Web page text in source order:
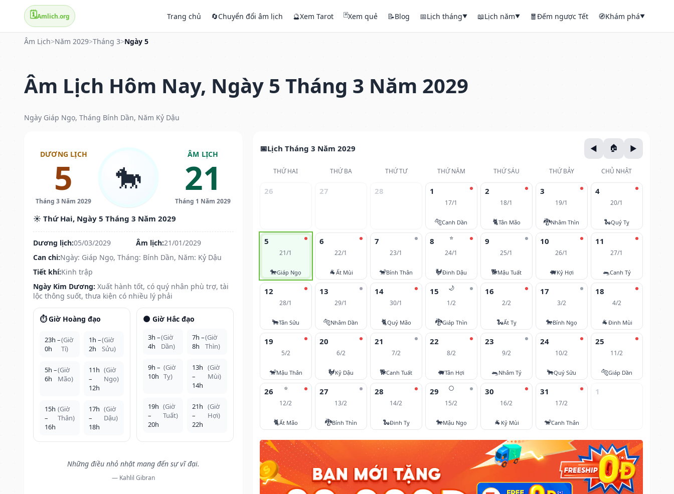
🗓️Amlich.org Trang chủ 🔄Chuyển đổi âm lịch 🔮Xem Tarot 🃏Xem quẻ 📝Blog 📅Lịch tháng▼ 📖Lịch năm▼ 🧧Đếm ngược Tết 🧭Khám phá▼
Âm Lịch>Năm 2029>Tháng 3>Ngày 5
Âm Lịch Hôm Nay, Ngày 5 Tháng 3 Năm 2029
Ngày Giáp Ngọ, Tháng Bính Dần, Năm Kỷ Dậu
DƯƠNG LỊCH
5
Tháng 3 Năm 2029
🐎
ÂM LỊCH
21
Tháng 1 Năm 2029
☀️ Thứ Hai, Ngày 5 Tháng 3 Năm 2029
Dương lịch:05/03/2029 Âm lịch:21/01/2029
Can chi:Ngày: Giáp Ngọ, Tháng: Bính Dần, Năm: Kỷ Dậu
Tiết khí:Kinh trập
Ngày Kim Dương: Xuất hành tốt, có quý nhân phù trợ, tài
lộc thông suốt, thưa kiện có nhiều lý phải
⏱️ Giờ Hoàng đạo
23h –
0h
(Giờ
Tí)
1h –
2h
(Giờ
Sửu)
5h –
6h
(Giờ
Mão)
11h
–
12h
(Giờ
Ngọ)
15h
–
16h
(Giờ
Thân)
17h
–
18h
(Giờ
Dậu)
🌑 Giờ Hắc đạo
3h –
4h
(Giờ
Dần)
7h –
8h
(Giờ
Thìn)
9h –
10h
(Giờ
Tỵ)
13h
–
14h
(Giờ
Mùi)
19h
–
20h
(Giờ
Tuất)
21h
–
22h
(Giờ
Hợi)
Những điều nhỏ nhặt mang đến sự vĩ đại.
— Kahlil Gibran
Lịch Tháng 3 Năm 2029
THỨ HAI THỨ BA THỨ TƯ THỨ NĂM THỨ SÁU THỨ BẢY CHỦ NHẬT
26 27 28 1
17/1
🐅Canh Dần
2
18/1
🐈Tân Mão
3
19/1
🐉Nhâm Thìn
4
20/1
🐍Quý Tỵ
5
21/1
🐎Giáp Ngọ
6
22/1
🐐Ất Mùi
7
23/1
🐒Bính Thân
⭐
8
24/1
🐓Đinh Dậu
9
25/1
🐕Mậu Tuất
10
26/1
🐖Kỷ Hợi
11
27/1
🐀Canh Tý
12
28/1
🐂Tân Sửu
13
29/1
🐅Nhâm Dần
14
30/1
🐈Quý Mão
🌙
15
1/2
🐉Giáp Thìn
16
2/2
🐍Ất Tỵ
17
3/2
🐎Bính Ngọ
18
4/2
🐐Đinh Mùi
19
5/2
🐒Mậu Thân
20
6/2
🐓Kỷ Dậu
21
7/2
🐕Canh Tuất
22
8/2
🐖Tân Hợi
23
9/2
🐀Nhâm Tý
24
10/2
🐂Quý Sửu
25
11/2
🐅Giáp Dần
⭐
26
12/2
🐈Ất Mão
27
13/2
🐉Bính Thìn
28
14/2
🐍Đinh Tỵ
🌕
29
15/2
🐎Mậu Ngọ
30
16/2
🐐 Kỷ Mùi
31
17/2
🐒Canh Thân
1